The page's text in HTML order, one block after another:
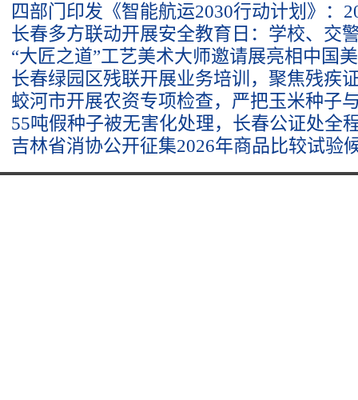
四部门印发《智能航运2030行动计划》：
长春多方联动开展安全教育日：学校、交
“大匠之道”工艺美术大师邀请展亮相中国
长春绿园区残联开展业务培训，聚焦残疾
蛟河市开展农资专项检查，严把玉米种子
55吨假种子被无害化处理，长春公证处全
吉林省消协公开征集2026年商品比较试验